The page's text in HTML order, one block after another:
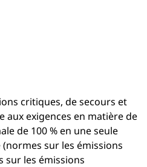
critiques, de secours et
aux exigences en matière de
de 100 % en une seule
sur les émissions
sur les émissions